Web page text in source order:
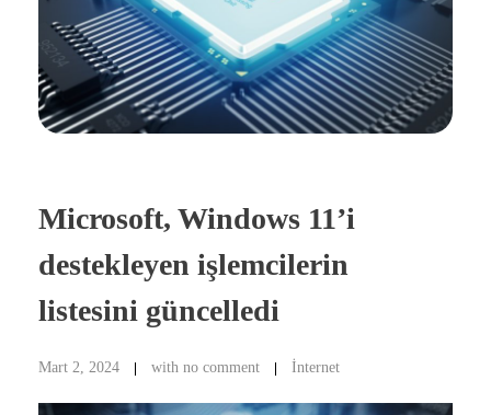
Microsoft, Windows 11’i
destekleyen işlemcilerin
listesini güncelledi
Mart 2, 2024 with no comment İnternet